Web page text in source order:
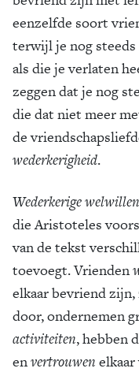
eenzelfde soort
terwijl je nog
als die je verlaten
zeggen dat je nog
die dat niet meer
de
wederkerigheid.
Wederkerige
die Aristoteles
van de tekst
toevoegt. Vrienden
elkaar bevriend
door, ondernemen
activiteiten, hebben
envertrouwen